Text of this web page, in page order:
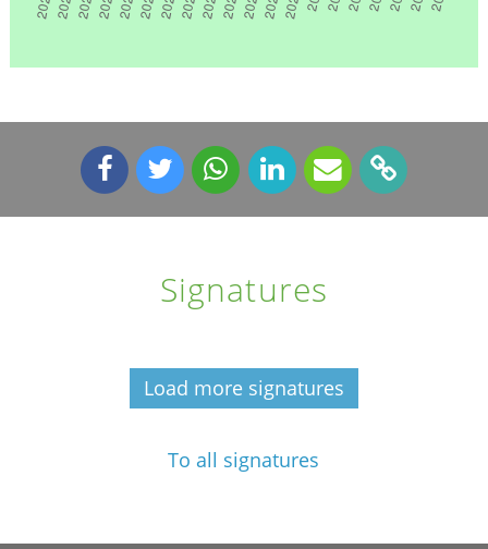
Signatures
Load more signatures
To all signatures